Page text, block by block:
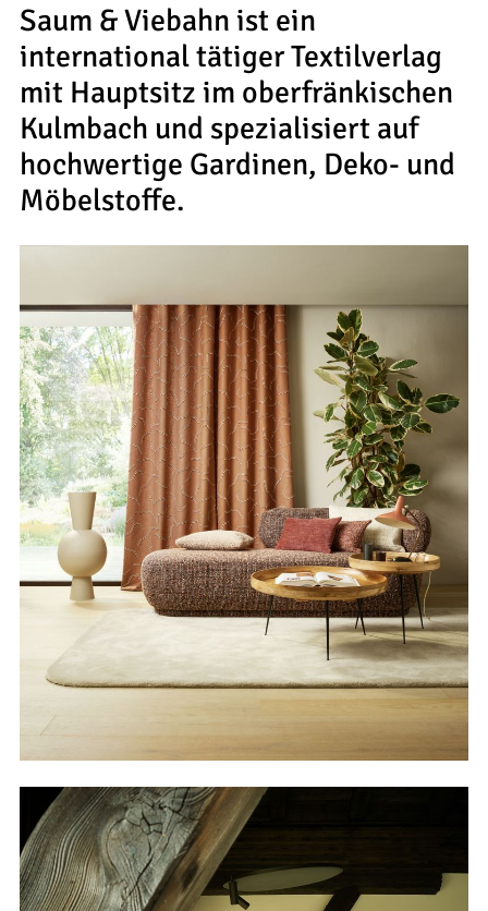
Saum & Viebahn ist ein
international tätiger Textilverlag
mit Hauptsitz im oberfränkischen
Kulmbach und spezialisiert auf
hochwertige Gardinen, Deko- und
Möbelstoffe.